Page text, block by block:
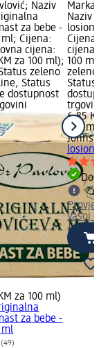
Naziv
za bebe -
Cijena:
cijena:
za 100 ml);
zeleno
Status
dostupnost
za 100 ml)
za bebe -
ml
(49)
Marka:
Naziv
losion
Cijena:
cijena:
100 ml);
zeleno
Status
trgovini
6,85 KM
300 ml
losion
Vašoj